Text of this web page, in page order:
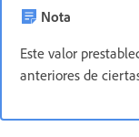
Nota
Este valor
anteriores de